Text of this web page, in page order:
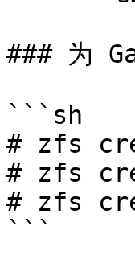
### 为
```sh
# zfs
# zfs
# zfs
```